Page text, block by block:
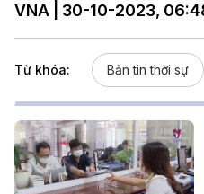
VNA | 30-10-2023,
Từ khóa: Bản tin thời sự